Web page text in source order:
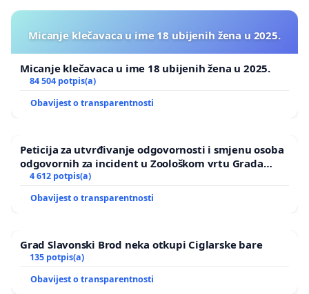
Micanje klečavaca u ime 18 ubijenih žena u 2025.
Micanje klečavaca u ime 18 ubijenih žena u 2025.
84 504 potpis(a)
Obavijest o transparentnosti
Peticija za utvrđivanje odgovornosti i smjenu osoba
odgovornih za incident u Zoološkom vrtu Grada
Zagreba
4 612 potpis(a)
Obavijest o transparentnosti
Grad Slavonski Brod neka otkupi Ciglarske bare
135 potpis(a)
Obavijest o transparentnosti